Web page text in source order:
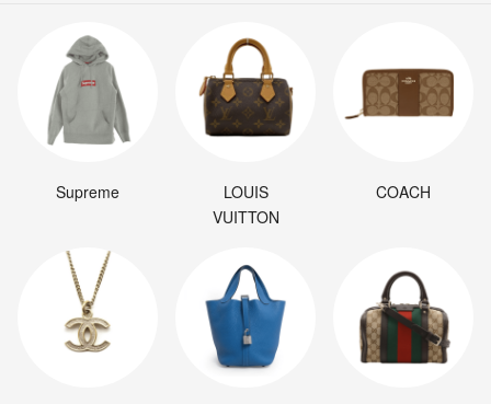
Supreme
LOUIS
VUITTON
COACH